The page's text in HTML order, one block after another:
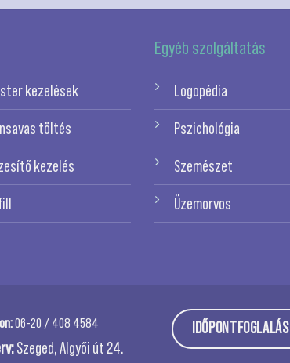
kezelések
töltés
kezelés
Egyéb szolgáltatás
Logopédia
Pszichológia
Szemészet
Üzemorvos
06-20 / 408 4584
Szeged, Algyői út 24.
IDŐPONTFOGLALÁS